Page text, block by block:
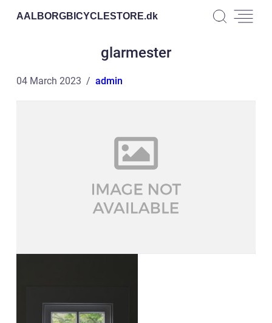
AALBORGBICYCLESTORE.dk
glarmester
04 March 2023 admin